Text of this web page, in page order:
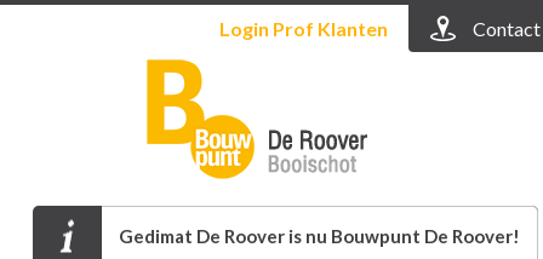
Login Prof Klanten Contact
Gedimat De Roover is nu Bouwpunt De Roover!